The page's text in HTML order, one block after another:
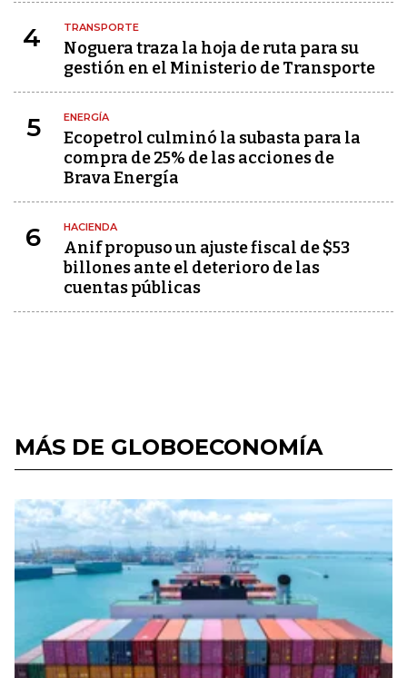
4 TRANSPORTE
Noguera traza la hoja de ruta para su
gestión en el Ministerio de Transporte
5 ENERGÍA
Ecopetrol culminó la subasta para la
compra de 25% de las acciones de
Brava Energía
6 HACIENDA
Anif propuso un ajuste fiscal de $53
billones ante el deterioro de las
cuentas públicas
MÁS DE GLOBOECONOMÍA